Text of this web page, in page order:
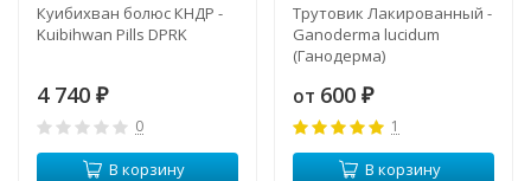
Куибихван болюс КНДР -
Kuibihwan Pills DPRK
4 740 ₽
0
В корзину
Трутовик Лакированный -
Ganoderma lucidum
(Ганодерма)
от 600 ₽
1
В корзину